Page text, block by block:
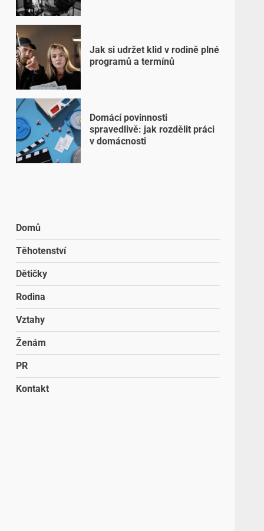
Jak si udržet klid v rodině plné
programů a termínů
Domácí povinnosti
spravedlivě: jak rozdělit práci
v domácnosti
Domů
Těhotenství
Dětičky
Rodina
Vztahy
Ženám
PR
Kontakt